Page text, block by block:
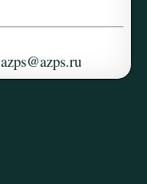
azps@azps.ru